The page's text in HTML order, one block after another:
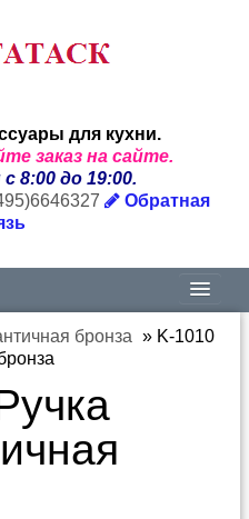
для кухни.
заказ на сайте.
8:00 до 19:00.
Обратная
бронза » K-1010